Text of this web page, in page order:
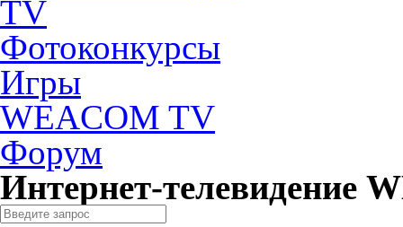
TV
Фотоконкурсы
Игры
WEACOM TV
Форум
Интернет-телевидение